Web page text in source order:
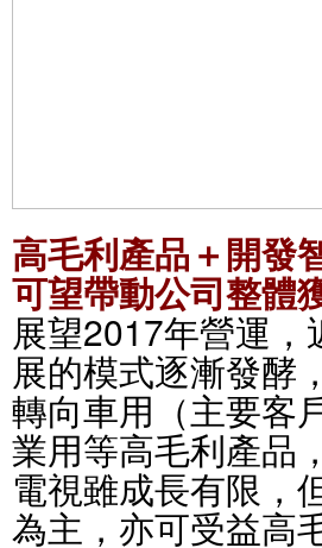
高毛利產品＋開發
可望帶動公司整體
展望2017年營運
展的模式逐漸發酵
轉向車用（主要客
業用等高毛利產品
電視雖成長有限，
為主，亦可受益高